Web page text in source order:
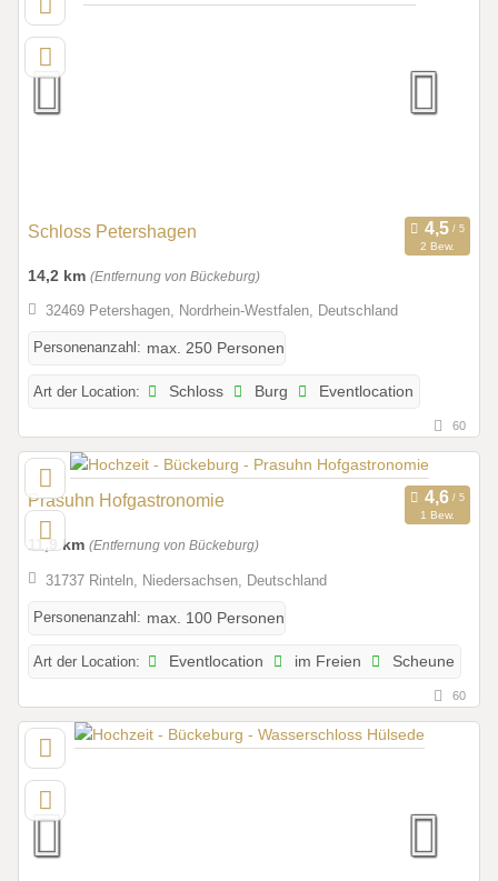
Schloss Petershagen
2 Bew.
14,2 km (Entfernung von Bückeburg)
32469 Petershagen, Nordrhein-Westfalen, Deutschland
Personenanzahl: max. 250 Personen
Art der Location: Schloss Burg Eventlocation
60
Prasuhn Hofgastronomie
1 Bew.
11,9 km (Entfernung von Bückeburg)
31737 Rinteln, Niedersachsen, Deutschland
Personenanzahl: max. 100 Personen
Art der Location: Eventlocation im Freien Scheune
60